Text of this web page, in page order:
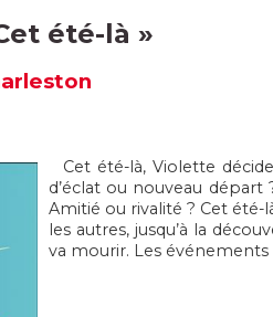
été-là »
Cet été-là, Violette
d’éclat ou nouveau
Amitié ou rivalité ? Cet été-
les autres, jusqu’à la
va mourir. Les événements